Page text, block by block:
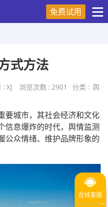
免费试用
式方法
: XJ 浏览次数 : 2901 分类 : 舆
要城市，其社会经济和文化
信息爆炸的时代，舆情监测
公众情绪、维护品牌形象的